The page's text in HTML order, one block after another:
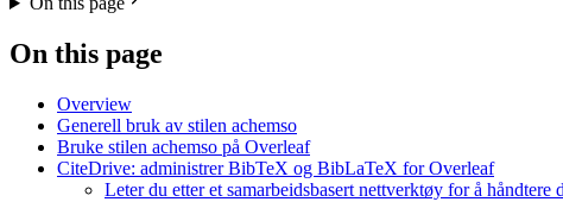
On this page
Overview
Generell bruk av stilen achemso
Bruke stilen achemso på Overleaf
CiteDrive: administrer BibTeX og BibLaTeX for Overleaf
Leter du etter et samarbeidsbasert nettverktøy for å